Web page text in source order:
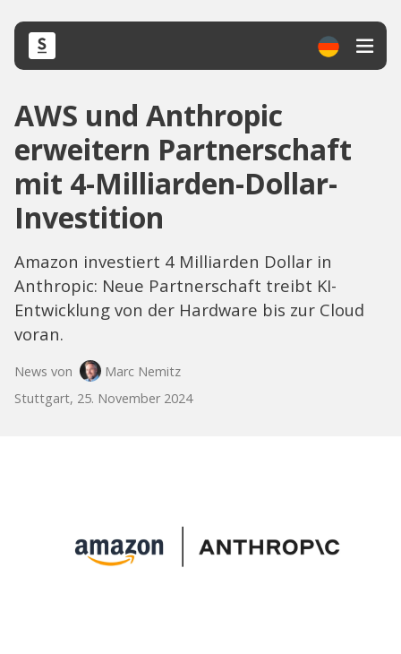
AWS und Anthropic
erweitern Partnerschaft
mit 4-Milliarden-Dollar-
Investition
Amazon investiert 4 Milliarden Dollar in
Anthropic: Neue Partnerschaft treibt KI-
Entwicklung von der Hardware bis zur Cloud
voran.
News von
Marc Nemitz
Stuttgart, 25. November 2024